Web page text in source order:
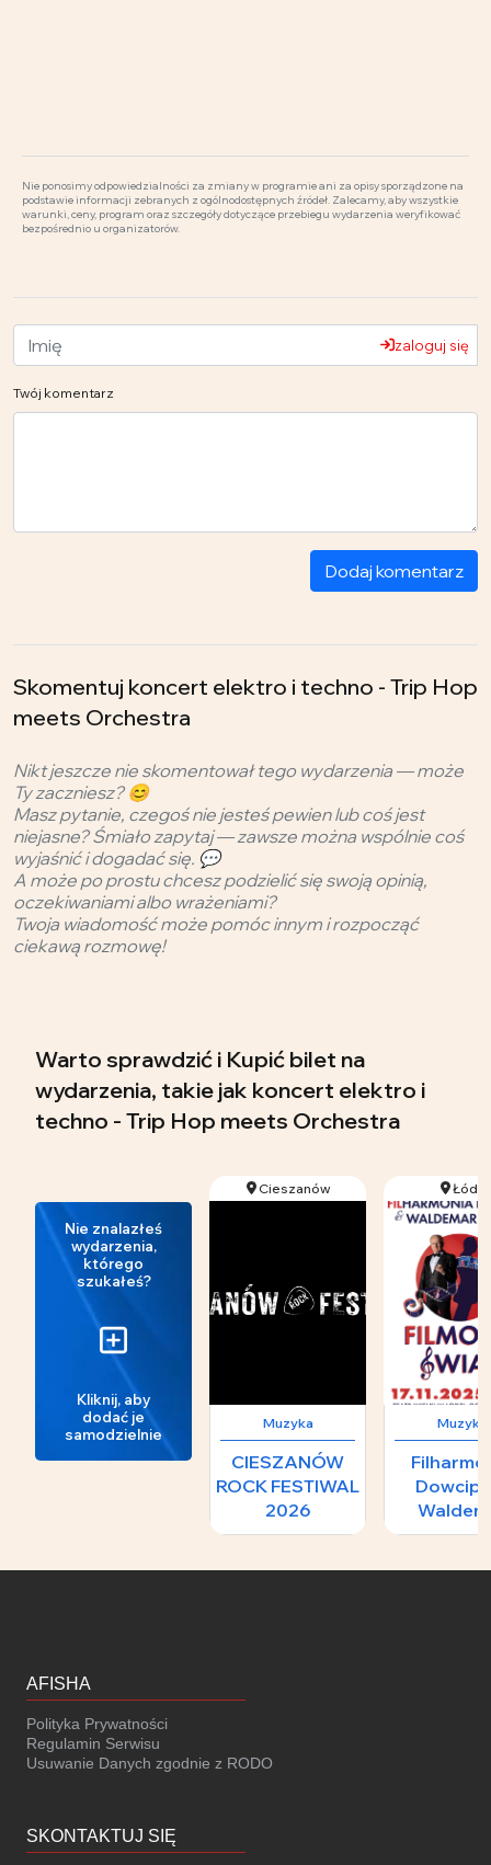
Nie ponosimy odpowiedzialności za zmiany w programie ani za opisy sporządzone na
podstawie informacji zebranych z ogólnodostępnych źródeł. Zalecamy, aby wszystkie
warunki, ceny, program oraz szczegóły dotyczące przebiegu wydarzenia weryfikować
bezpośrednio u organizatorów.
zaloguj się
Twój komentarz
Dodaj komentarz
Skomentuj koncert elektro i techno - Trip Hop
meets Orchestra
Nikt jeszcze nie skomentował tego wydarzenia — może
Ty zaczniesz? 😊
Masz pytanie, czegoś nie jesteś pewien lub coś jest
niejasne? Śmiało zapytaj — zawsze można wspólnie coś
wyjaśnić i dogadać się. 💬
A może po prostu chcesz podzielić się swoją opinią,
oczekiwaniami albo wrażeniami?
Twoja wiadomość może pomóc innym i rozpocząć
ciekawą rozmowę!
Warto sprawdzić i Kupić bilet na
wydarzenia, takie jak koncert elektro i
techno - Trip Hop meets Orchestra
Nie znalazłeś
wydarzenia,
którego
szukałeś?
Kliknij, aby
dodać je
samodzielnie
Cieszanów
Muzyka
CIESZANÓW
ROCK FESTIWAL
2026
Łódź
Muzyka
Malicki
AFISHA
Polityka Prywatności
Regulamin Serwisu
Usuwanie Danych zgodnie z RODO
SKONTAKTUJ SIĘ